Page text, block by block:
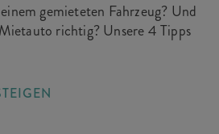
gemieteten Fahrzeug? Und
richtig? Unsere 4 Tipps